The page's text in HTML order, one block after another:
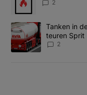
2
Ein Trendartikel mit
Tanken in
teuren Sprit
2